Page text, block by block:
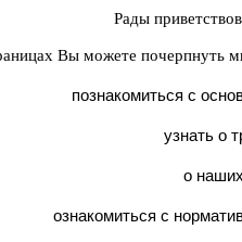
Рады
Вы можете почерпнуть
познакомиться с
узнать о
о
ознакомиться с